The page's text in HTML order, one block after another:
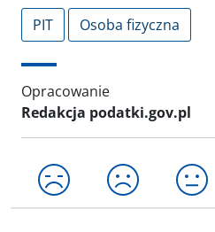
PIT Osoba fizyczna
Opracowanie
Redakcja podatki.gov.pl